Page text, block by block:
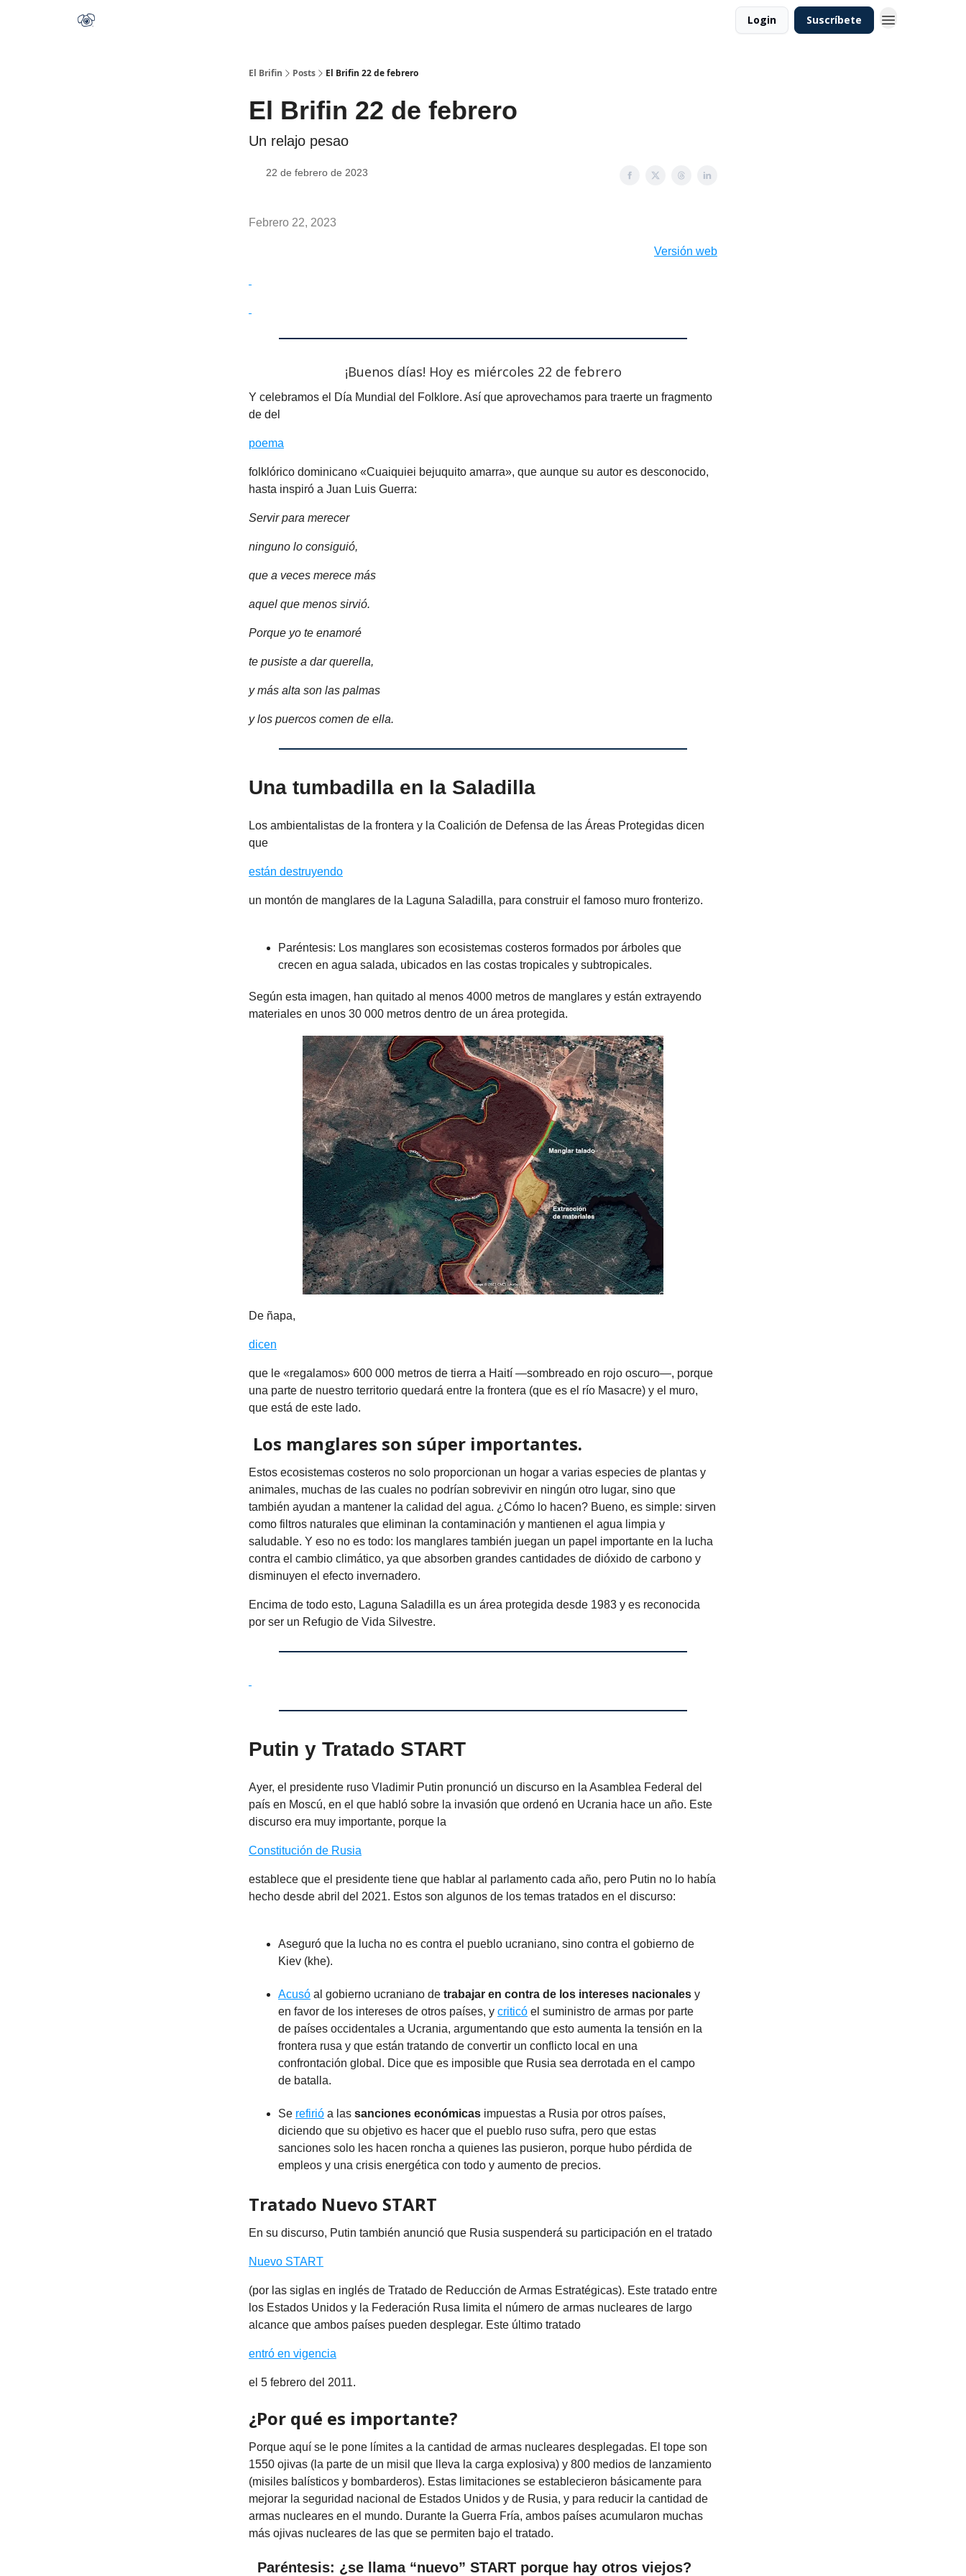
Login Suscríbete
El Brifin Posts El Brifin 22 de febrero
El Brifin 22 de febrero
Un relajo pesao
22 de febrero de 2023
Febrero 22, 2023
Versión web
¡Buenos días! Hoy es miércoles 22 de febrero
Y celebramos el Día Mundial del Folklore. Así que aprovechamos para traerte un fragmento
de del
poema
folklórico dominicano «Cuaiquiei bejuquito amarra», que aunque su autor es desconocido,
hasta inspiró a Juan Luis Guerra:
Servir para merecer
ninguno lo consiguió,
que a veces merece más
aquel que menos sirvió.
Porque yo te enamoré
te pusiste a dar querella,
y más alta son las palmas
y los puercos comen de ella.
Una tumbadilla en la Saladilla
Los ambientalistas de la frontera y la Coalición de Defensa de las Áreas Protegidas dicen
que
están destruyendo
un montón de manglares de la Laguna Saladilla, para construir el famoso muro fronterizo.
Paréntesis: Los manglares son ecosistemas costeros formados por árboles que
crecen en agua salada, ubicados en las costas tropicales y subtropicales.
Según esta imagen, han quitado al menos 4000 metros de manglares y están extrayendo
materiales en unos 30 000 metros dentro de un área protegida.
De ñapa,
dicen
que le «regalamos» 600 000 metros de tierra a Haití —sombreado en rojo oscuro—, porque
una parte de nuestro territorio quedará entre la frontera (que es el río Masacre) y el muro,
que está de este lado.
Los manglares son súper importantes.
Estos ecosistemas costeros no solo proporcionan un hogar a varias especies de plantas y
animales, muchas de las cuales no podrían sobrevivir en ningún otro lugar, sino que
también ayudan a mantener la calidad del agua. ¿Cómo lo hacen? Bueno, es simple: sirven
como filtros naturales que eliminan la contaminación y mantienen el agua limpia y
saludable. Y eso no es todo: los manglares también juegan un papel importante en la lucha
contra el cambio climático, ya que absorben grandes cantidades de dióxido de carbono y
disminuyen el efecto invernadero.
Encima de todo esto, Laguna Saladilla es un área protegida desde 1983 y es reconocida
por ser un Refugio de Vida Silvestre.
Putin y Tratado START
Ayer, el presidente ruso Vladimir Putin pronunció un discurso en la Asamblea Federal del
país en Moscú, en el que habló sobre la invasión que ordenó en Ucrania hace un año. Este
discurso era muy importante, porque la
Constitución de Rusia
establece que el presidente tiene que hablar al parlamento cada año, pero Putin no lo había
hecho desde abril del 2021. Estos son algunos de los temas tratados en el discurso:
Aseguró que la lucha no es contra el pueblo ucraniano, sino contra el gobierno de
Kiev (khe).
Acusó al gobierno ucraniano de trabajar en contra de los intereses nacionales y
en favor de los intereses de otros países, y criticó el suministro de armas por parte
de países occidentales a Ucrania, argumentando que esto aumenta la tensión en la
frontera rusa y que están tratando de convertir un conflicto local en una
confrontación global. Dice que es imposible que Rusia sea derrotada en el campo
de batalla.
Se refirió a las sanciones económicas impuestas a Rusia por otros países,
diciendo que su objetivo es hacer que el pueblo ruso sufra, pero que estas
sanciones solo les hacen roncha a quienes las pusieron, porque hubo pérdida de
empleos y una crisis energética con todo y aumento de precios.
Tratado Nuevo START
En su discurso, Putin también anunció que Rusia suspenderá su participación en el tratado
Nuevo START
(por las siglas en inglés de Tratado de Reducción de Armas Estratégicas). Este tratado entre
los Estados Unidos y la Federación Rusa limita el número de armas nucleares de largo
alcance que ambos países pueden desplegar. Este último tratado
entró en vigencia
el 5 febrero del 2011.
¿Por qué es importante?
Porque aquí se le pone límites a la cantidad de armas nucleares desplegadas. El tope son
1550 ojivas (la parte de un misil que lleva la carga explosiva) y 800 medios de lanzamiento
(misiles balísticos y bombarderos). Estas limitaciones se establecieron básicamente para
mejorar la seguridad nacional de Estados Unidos y de Rusia, y para reducir la cantidad de
armas nucleares en el mundo. Durante la Guerra Fría, ambos países acumularon muchas
más ojivas nucleares de las que se permiten bajo el tratado.
Paréntesis: ¿se llama “nuevo” START porque hay otros viejos?